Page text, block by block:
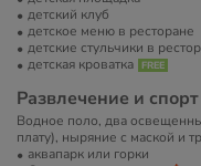
детский клуб
детское меню в ресторане
детские стульчики в
детская кроватка
Развлечение и спорт
Водное поло, два
плату), ныряние с маской и
аквапарк или горки